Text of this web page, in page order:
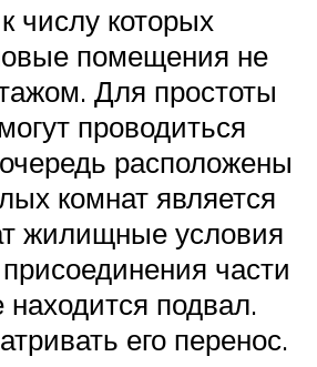
числу которых
помещения не
Для простоты
проводиться
расположены
комнат является
жилищные условия
части
подвал.
его перенос.